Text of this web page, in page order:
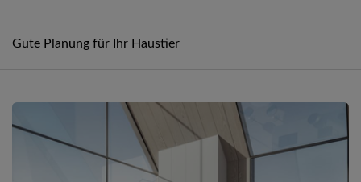
Gute Planung für Ihr Haustier